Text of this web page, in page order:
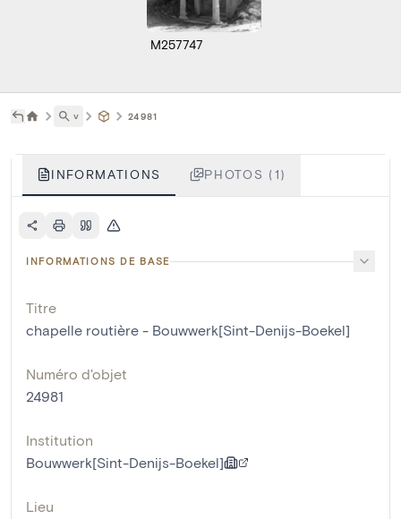
M257747
˅ 24981
INFORMATIONS PHOTOS (1)
INFORMATIONS DE BASE
Titre
chapelle routière - Bouwwerk[Sint-Denijs-Boekel]
Numéro d'objet
24981
Institution
Bouwwerk[Sint-Denijs-Boekel]
Lieu